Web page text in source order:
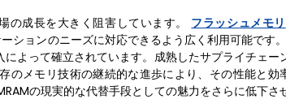
の成長を大きく阻害しています。 フラッシュメモリ
ションのニーズに対応できるよう広く利用可能です
よって確立されています。成熟したサプライチェ
メモリ技術の継続的な進歩により、その性能と効
の現実的な代替手段としての魅力をさらに低下さ